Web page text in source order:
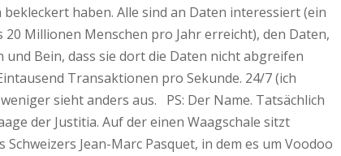
haben. Alle sind an Daten interessiert (ein
Millionen Menschen pro Jahr erreicht), den Daten,
Bein, dass sie dort die Daten nicht abgreifen
Transaktionen pro Sekunde. 24/7 (ich
sieht anders aus. PS: Der Name. Tatsächlich
der Justitia. Auf der einen Waagschale sitzt
Schweizers Jean-Marc Pasquet, in dem es um Voodoo